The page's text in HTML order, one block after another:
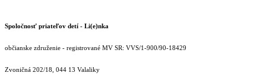
Spoločnosť priateľov detí - Li(e)nka
občianske združenie - registrované MV SR: VVS/1-900/90-18429
Zvoničná 202/18, 044 13 Valaliky